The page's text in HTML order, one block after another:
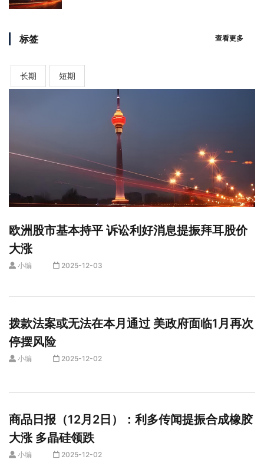
标签 查看更多
长期 短期
欧洲股市基本持平 诉讼利好消息提振拜耳股价
大涨
小编 2025-12-03
拨款法案或无法在本月通过 美政府面临1月再次
停摆风险
小编 2025-12-02
商品日报（12月2日）：利多传闻提振合成橡胶
大涨 多晶硅领跌
小编 2025-12-02